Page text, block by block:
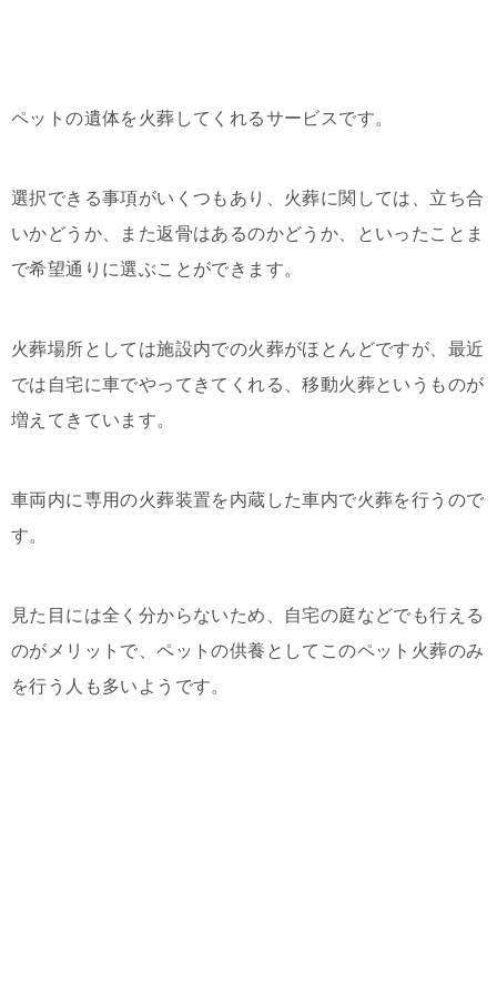
ペットの遺体を火葬してくれるサービスです。
選択できる事項がいくつもあり、火葬に関しては、立ち合
いかどうか、また返骨はあるのかどうか、といったことま
で希望通りに選ぶことができます。
火葬場所としては施設内での火葬がほとんどですが、最近
では自宅に車でやってきてくれる、移動火葬というものが
増えてきています。
車両内に専用の火葬装置を内蔵した車内で火葬を行うので
す。
見た目には全く分からないため、自宅の庭などでも行える
のがメリットで、ペットの供養としてこのペット火葬のみ
を行う人も多いようです。